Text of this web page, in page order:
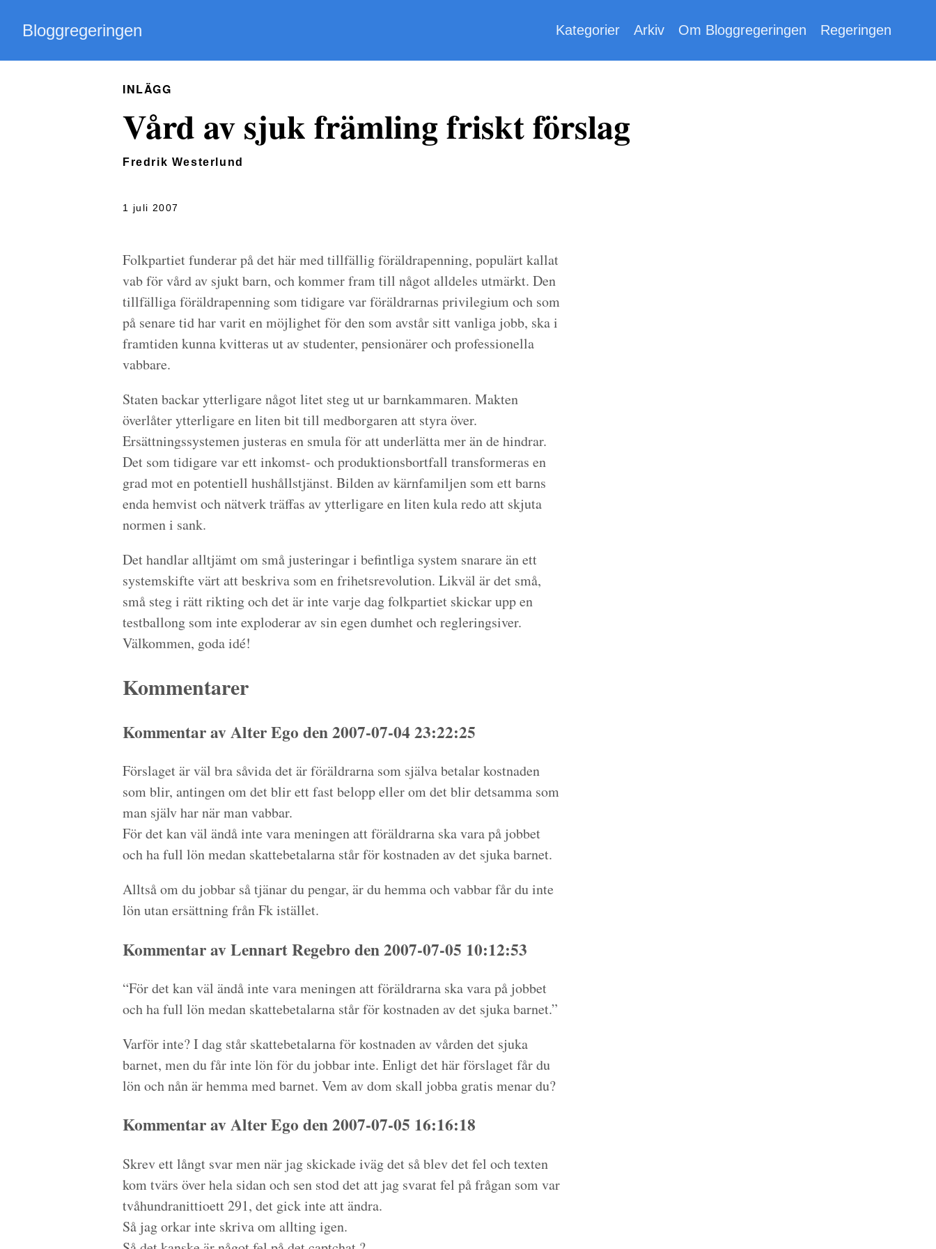
Bloggregeringen Kategorier Arkiv Om Bloggregeringen Regeringen
INLÄGG
Vård av sjuk främling friskt förslag
Fredrik Westerlund
1 juli 2007
Folkpartiet funderar på det här med tillfällig föräldrapenning, populärt kallat
vab för vård av sjukt barn, och kommer fram till något alldeles utmärkt. Den
tillfälliga föräldrapenning som tidigare var föräldrarnas privilegium och som
på senare tid har varit en möjlighet för den som avstår sitt vanliga jobb, ska i
framtiden kunna kvitteras ut av studenter, pensionärer och professionella
vabbare.
Staten backar ytterligare något litet steg ut ur barnkammaren. Makten
överlåter ytterligare en liten bit till medborgaren att styra över.
Ersättningssystemen justeras en smula för att underlätta mer än de hindrar.
Det som tidigare var ett inkomst- och produktionsbortfall transformeras en
grad mot en potentiell hushållstjänst. Bilden av kärnfamiljen som ett barns
enda hemvist och nätverk träffas av ytterligare en liten kula redo att skjuta
normen i sank.
Det handlar alltjämt om små justeringar i befintliga system snarare än ett
systemskifte värt att beskriva som en frihetsrevolution. Likväl är det små,
små steg i rätt rikting och det är inte varje dag folkpartiet skickar upp en
testballong som inte exploderar av sin egen dumhet och regleringsiver.
Välkommen, goda idé!
Kommentarer
Kommentar av Alter Ego den 2007-07-04 23:22:25
Förslaget är väl bra såvida det är föräldrarna som själva betalar kostnaden
som blir, antingen om det blir ett fast belopp eller om det blir detsamma som
man själv har när man vabbar.
För det kan väl ändå inte vara meningen att föräldrarna ska vara på jobbet
och ha full lön medan skattebetalarna står för kostnaden av det sjuka barnet.
Alltså om du jobbar så tjänar du pengar, är du hemma och vabbar får du inte
lön utan ersättning från Fk istället.
Kommentar av Lennart Regebro den 2007-07-05 10:12:53
“För det kan väl ändå inte vara meningen att föräldrarna ska vara på jobbet
och ha full lön medan skattebetalarna står för kostnaden av det sjuka barnet.”
Varför inte? I dag står skattebetalarna för kostnaden av vården det sjuka
barnet, men du får inte lön för du jobbar inte. Enligt det här förslaget får du
lön och nån är hemma med barnet. Vem av dom skall jobba gratis menar du?
Kommentar av Alter Ego den 2007-07-05 16:16:18
Skrev ett långt svar men när jag skickade iväg det så blev det fel och texten
kom tvärs över hela sidan och sen stod det att jag svarat fel på frågan som var
tvåhundranittioett 291, det gick inte att ändra.
Så jag orkar inte skriva om allting igen.